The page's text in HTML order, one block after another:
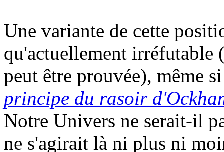
Une variante de cette
qu'actuellement irréfutable
peut être prouvée), même
principe du rasoir
Notre Univers ne serait-il
ne s'agirait là ni plus ni